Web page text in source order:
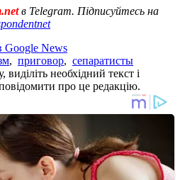
в Telegram. Підписуйтесь на
Google News
, приговор, сепаратисты
необхідний текст і
про це редакцію.